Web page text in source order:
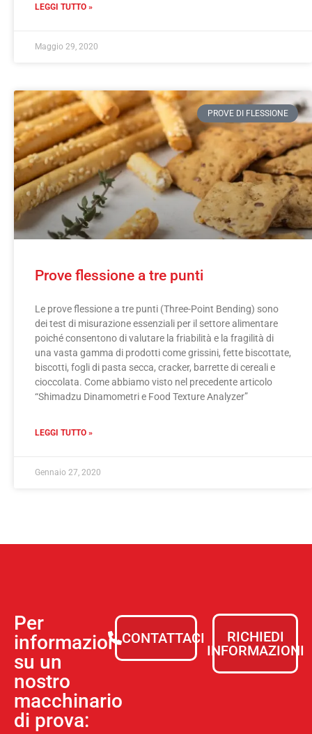
LEGGI TUTTO »
Maggio 29, 2020
PROVE DI FLESSIONE
Prove flessione a tre punti
Le prove flessione a tre punti (Three-Point Bending) sono
dei test di misurazione essenziali per il settore alimentare
poiché consentono di valutare la friabilità e la fragilità di
una vasta gamma di prodotti come grissini, fette biscottate,
biscotti, fogli di pasta secca, cracker, barrette di cereali e
cioccolata. Come abbiamo visto nel precedente articolo
“Shimadzu Dinamometri e Food Texture Analyzer”
LEGGI TUTTO »
Gennaio 27, 2020
Per
informazioni
su un
nostro
macchinario
di prova:
CONTATTACI
RICHIEDI
INFORMAZIONI